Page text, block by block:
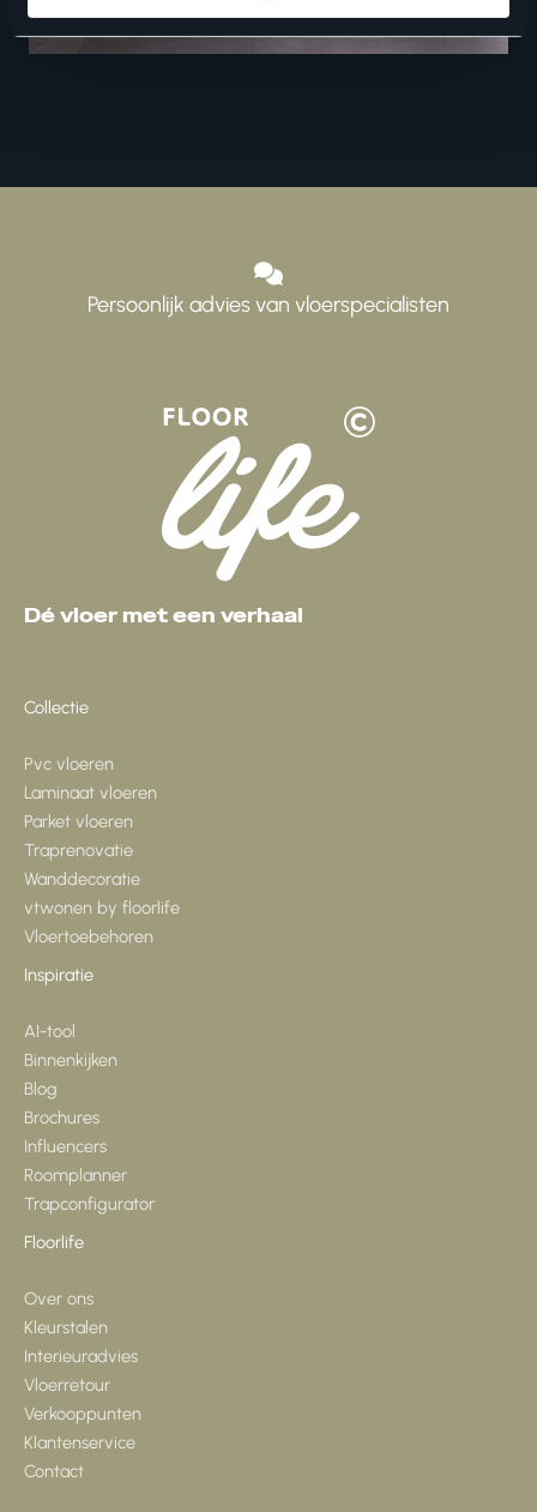
Persoonlijk advies van vloerspecialisten
Dé vloer met een verhaal
Collectie
Pvc vloeren
Laminaat vloeren
Parket vloeren
Traprenovatie
Wanddecoratie
vtwonen by floorlife
Vloertoebehoren
Inspiratie
AI-tool
Binnenkijken
Blog
Brochures
Influencers
Roomplanner
Trapconfigurator
Floorlife
Over ons
Kleurstalen
Interieuradvies
Vloerretour
Verkooppunten
Klantenservice
Contact